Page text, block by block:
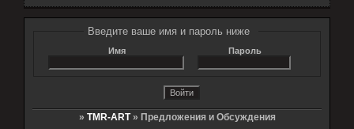
Введите ваше имя и пароль ниже
Имя Пароль
» TMR-ART » Предложения и Обсуждения